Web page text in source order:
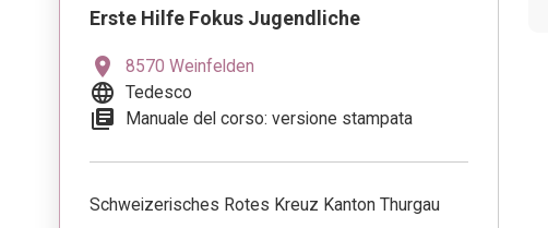
Erste Hilfe Fokus Jugendliche
location_on 8570 Weinfelden
language Tedesco
library_books Manuale del corso: versione stampata
Schweizerisches Rotes Kreuz Kanton Thurgau